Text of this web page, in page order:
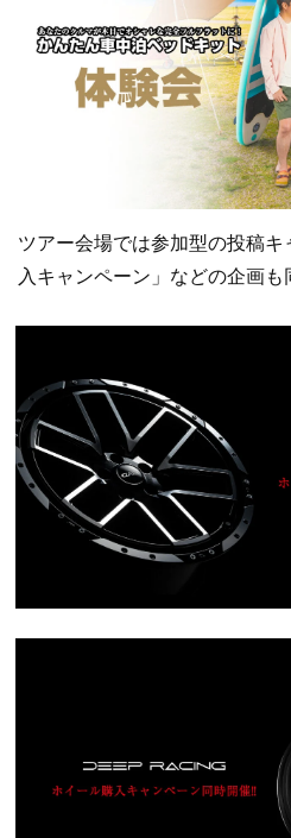
ツアー会場では参加型の投稿
入キャンペーン」などの企画も